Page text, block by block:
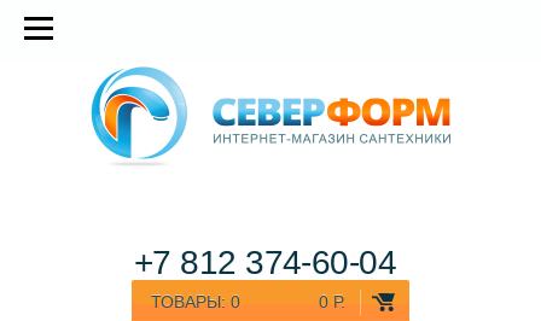
ТОВАРЫ: 0 0 Р.
+7 812 374-60-04